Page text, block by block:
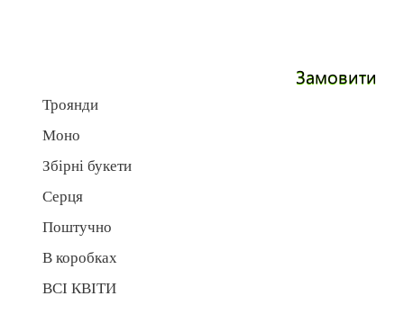
Замовити
Троянди
Моно
Збірні букети
Серця
Поштучно
В коробках
ВСІ КВІТИ